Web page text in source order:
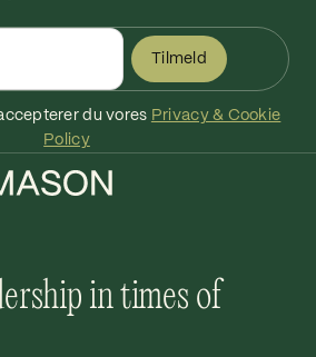
Tilmeld
du vores Privacy & Cookie
Policy
in times of